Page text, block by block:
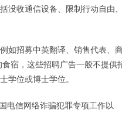
收通信设备、限制行动自由、
如招募中英翻译、销售代表、
宿，这些招聘广告一般不提供
学位或博士学位。
电信网络诈骗犯罪专项工作以